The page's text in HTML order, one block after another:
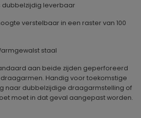
dubbelzijdig leverbaar
verstelbaar in een raster van 100
staal
aan beide zijden geperforeerd
Handig voor toekomstige
naar dubbelzijdige draagarmstelling of
moet in dat geval aangepast worden.